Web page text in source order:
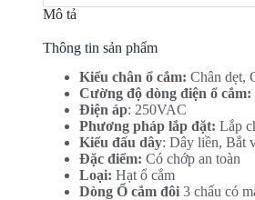
Mô tả
Thông tin sản phẩm
Kiểu chân ổ cắm: Chân dẹt,
Cường độ dòng điện ổ cắm:
Điện áp: 250VAC
Phương pháp lắp đặt: Lắp
Kiểu đấu dây: Dây liền, Bắt
Đặc điểm: Có chớp an toàn
Loại: Hạt ổ cắm
Dòng Ổ cắm đôi 3 chấu có